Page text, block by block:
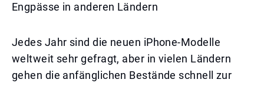
Engpässe in anderen Ländern
Jedes Jahr sind die neuen iPhone-Modelle
weltweit sehr gefragt, aber in vielen Ländern
gehen die anfänglichen Bestände schnell zur